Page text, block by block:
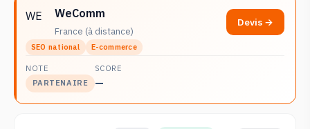
WE WeComm
France (à distance)
Devis →
SEO national E-commerce
NOTE
PARTENAIRE
SCORE
—